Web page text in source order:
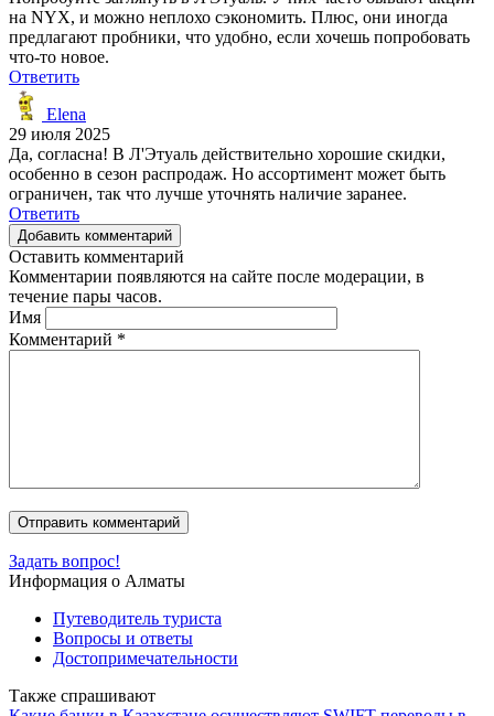
на NYX, и можно неплохо сэкономить. Плюс, они иногда
предлагают пробники, что удобно, если хочешь попробовать
что-то новое.
Ответить
Elena
29 июля 2025
Да, согласна! В Л'Этуаль действительно хорошие скидки,
особенно в сезон распродаж. Но ассортимент может быть
ограничен, так что лучше уточнять наличие заранее.
Ответить
Добавить комментарий
Оставить комментарий
Комментарии появляются на сайте после модерации, в
течение пары часов.
Имя
Комментарий *
Задать вопрос!
Информация о Алматы
Путеводитель туриста
Вопросы и ответы
Достопримечательности
Также спрашивают